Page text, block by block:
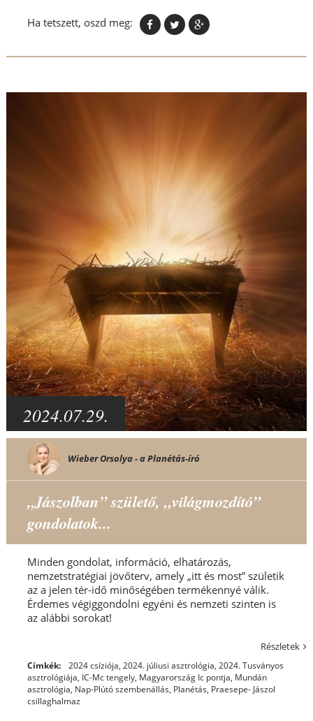
Ha tetszett, oszd meg:
2024.07.29.
Wieber Orsolya - a Planétás-író
„Jászolban” születő, „világmozdító”
gondolatok...
Minden gondolat, információ, elhatározás,
nemzetstratégiai jövőterv, amely „itt és most” születik
az a jelen tér-idő minőségében termékennyé válik.
Érdemes végiggondolni egyéni és nemzeti szinten is
az alábbi sorokat!
Részletek
Címkék: 2024 csíziója, 2024. júliusi asztrológia, 2024. Tusványos
asztrológiája, IC-Mc tengely, Magyarország Ic pontja, Mundán
asztrológia, Nap-Plútó szembenállás, Planétás, Praesepe- Jászol
csillaghalmaz